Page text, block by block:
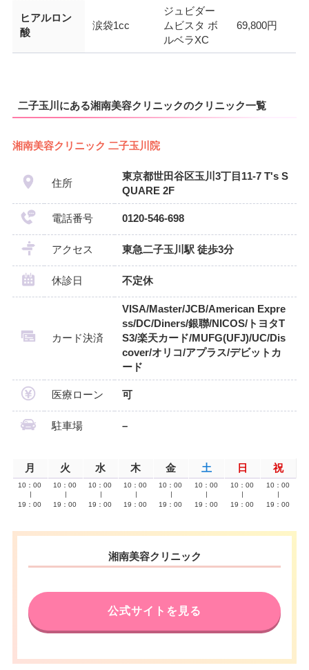
ヒアルロン
酸
涙袋1cc
ジュビダー
ムビスタ ボ
ルベラXC
69,800円
二子玉川にある湘南美容クリニックのクリニック一覧
湘南美容クリニック 二子玉川院
住所
東京都世田谷区玉川3丁目11-7 T's S
QUARE 2F
電話番号 0120-546-698
アクセス 東急二子玉川駅 徒歩3分
休診日 不定休
カード決済
VISA/Master/JCB/American Expre
ss/DC/Diners/銀聯/NICOS/トヨタT
S3/楽天カード/MUFG(UFJ)/UC/Dis
cover/オリコ/アプラス/デビットカ
ード
医療ローン 可
駐車場 –
月 火 水 木 金 土 日 祝
10：00
19：00
10：00
19：00
10：00
19：00
10：00
19：00
10：00
19：00
10：00
19：00
10：00
19：00
10：00
19：00
湘南美容クリニック
公式サイトを見る